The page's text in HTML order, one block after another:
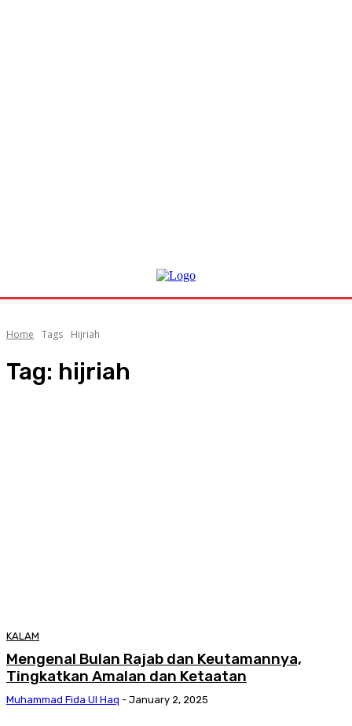
Home Tags Hijriah
Tag: hijriah
KALAM
Mengenal Bulan Rajab dan Keutamannya,
Tingkatkan Amalan dan Ketaatan
Muhammad Fida Ul Haq - January 2, 2025